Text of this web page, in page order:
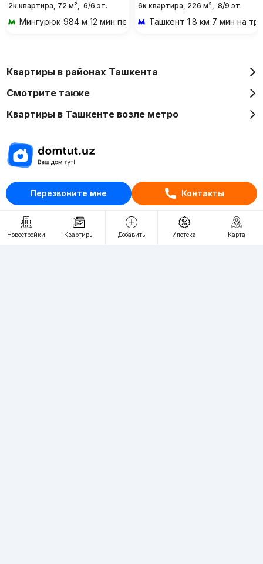
Перезвоните мне Контакты
2к квартира, 72 м², 6/6 эт.
Мингурюк 984 м 12 мин пешком
6к квартира, 226 м², 8/9 эт.
Ташкент 1.8 км 7 мин на
Новостройки Квартиры Добавить Ипотека Карта
Квартиры в районах Ташкента
Смотрите также
Квартиры в Ташкенте возле метро
Отдел рекламы
+998 (78) 113-20-86
+998 (93) 390-30-10
Пн-Пт. С 9:30 до 18:00